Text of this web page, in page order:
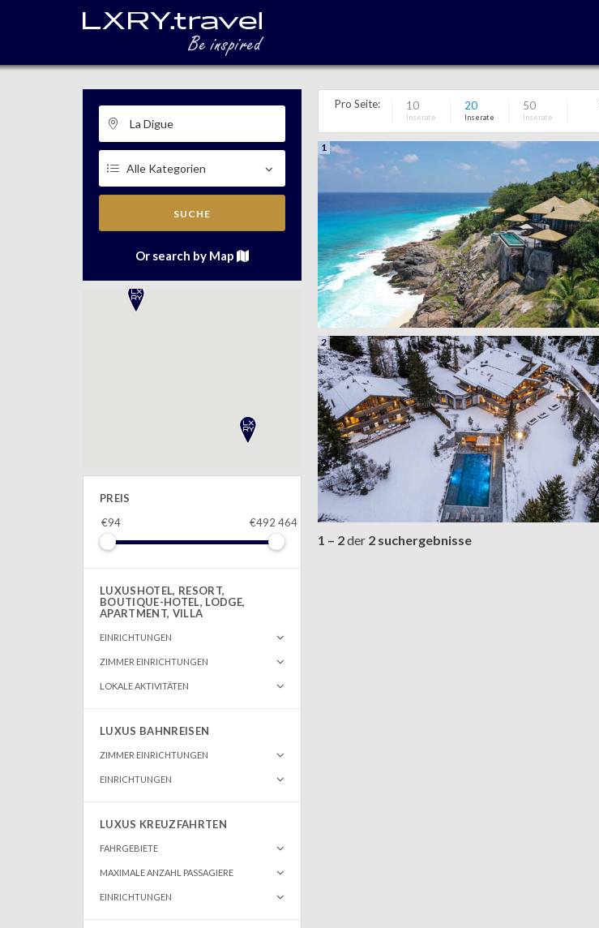
SUCHE
Or search by Map
PREIS
€94
€492 464
LUXUSHOTEL, RESORT,
BOUTIQUE-HOTEL, LODGE,
APARTMENT, VILLA
EINRICHTUNGEN
ZIMMER EINRICHTUNGEN
LOKALE AKTIVITÄTEN
LUXUS BAHNREISEN
ZIMMER EINRICHTUNGEN
EINRICHTUNGEN
LUXUS KREUZFAHRTEN
FAHRGEBIETE
MAXIMALE ANZAHL PASSAGIERE
EINRICHTUNGEN
Pro Seite: 10
Inserate
20
Inserate
50
Inserate
1
2
1 – 2der 2 suchergebnisse